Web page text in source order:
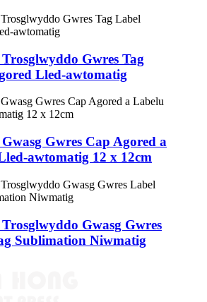
Gwres Tag
Lled-awtomatig
Gwres Cap Agored a
awtomatig 12 x 12cm
Gwasg Gwres
Sublimation Niwmatig